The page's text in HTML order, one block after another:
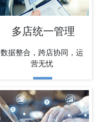
多店统一管理
数据整合，跨店协同，运
营无忧